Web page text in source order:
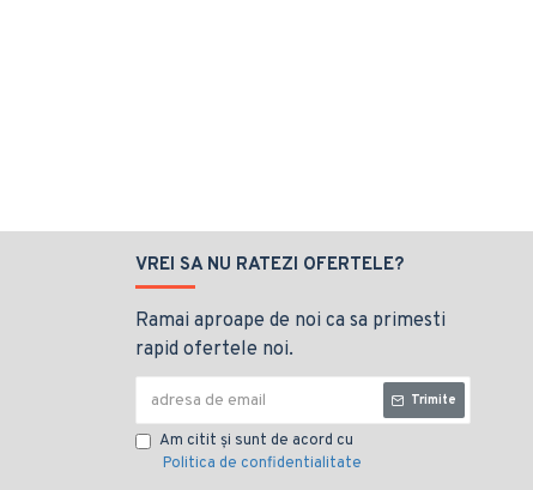
VREI SA NU RATEZI OFERTELE?
Ramai aproape de noi ca sa primesti
rapid ofertele noi.
Trimite
Am citit şi sunt de acord cu
Politica de confidentialitate